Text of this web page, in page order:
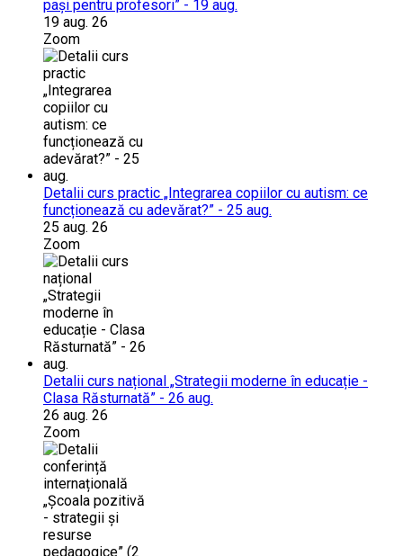
pași pentru profesori” - 19 aug.
19 aug. 26
Zoom
Detalii curs practic „Integrarea copiilor cu autism: ce
funcționează cu adevărat?” - 25 aug.
25 aug. 26
Zoom
Detalii curs național „Strategii moderne în educație -
Clasa Răsturnată” - 26 aug.
26 aug. 26
Zoom